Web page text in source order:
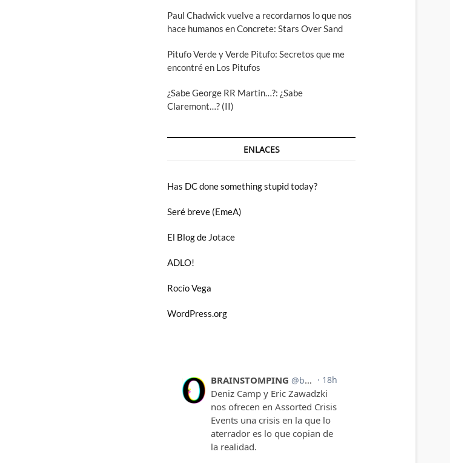
Paul Chadwick vuelve a recordarnos lo que nos
hace humanos en Concrete: Stars Over Sand
Pitufo Verde y Verde Pitufo: Secretos que me
encontré en Los Pitufos
¿Sabe George RR Martin…?: ¿Sabe
Claremont…? (II)
ENLACES
Has DC done something stupid today?
Seré breve (EmeA)
El Blog de Jotace
ADLO!
Rocío Vega
WordPress.org